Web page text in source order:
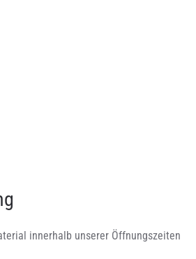
innerhalb unserer Öffnungszeiten